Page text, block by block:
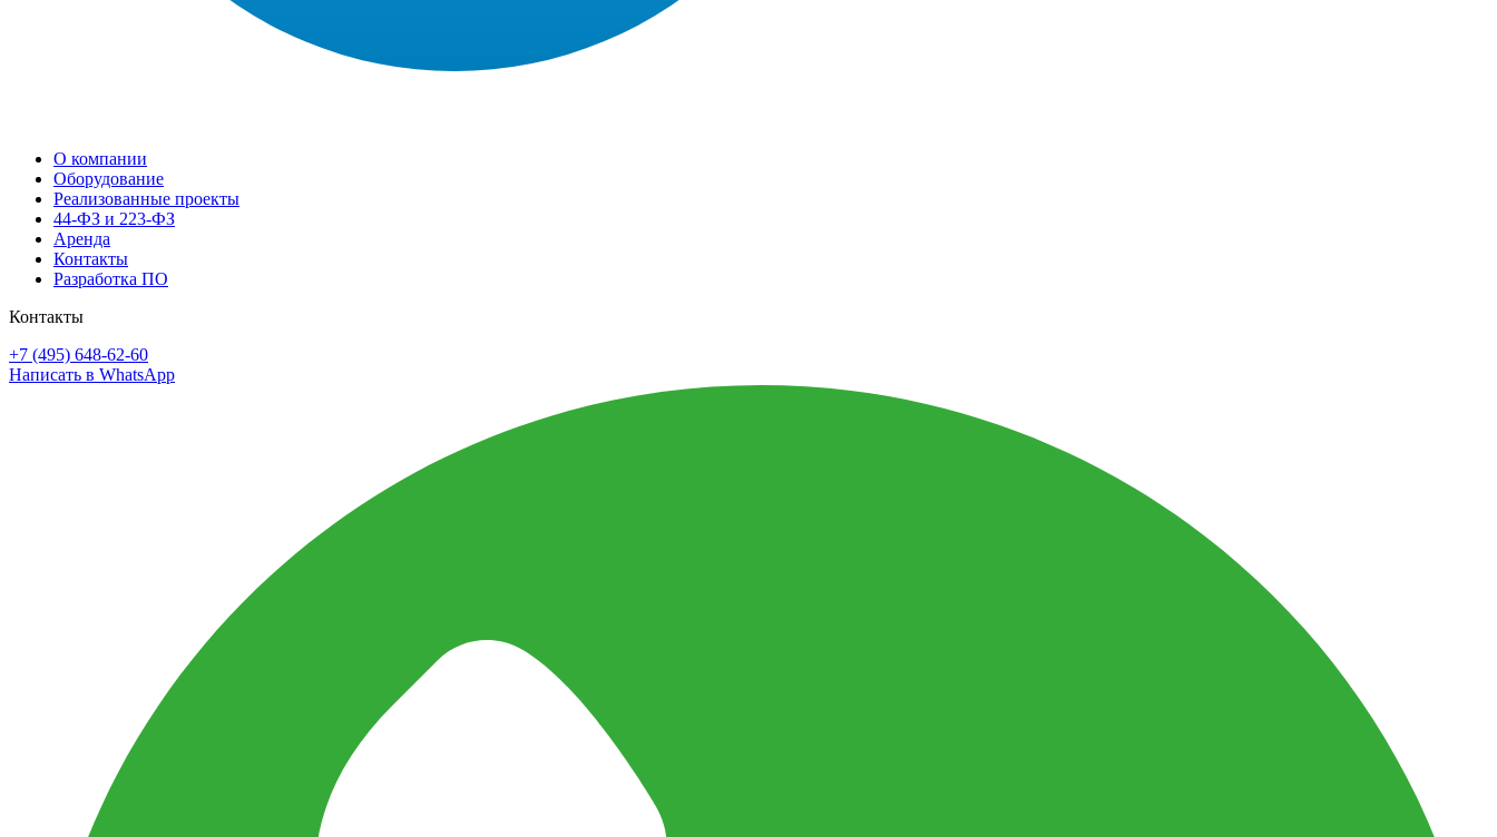
О компании
Оборудование
Реализованные проекты
44-ФЗ и 223-ФЗ
Арендa
Контакты
Разработка ПО
Контакты
+7 (495) 648-62-60
Написать в WhatsApp